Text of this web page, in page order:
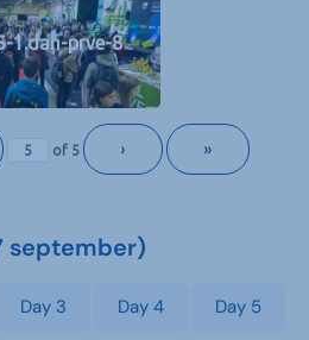
1.dan-prve-8
of 5 › »
september)
Day 3 Day 4 Day 5